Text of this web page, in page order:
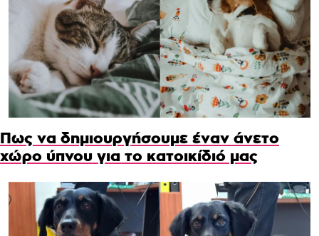
Πως να δημιουργήσουμε έναν άνετο
χώρο ύπνου για το κατοικίδιό μας